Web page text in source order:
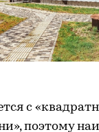
с
поэтому